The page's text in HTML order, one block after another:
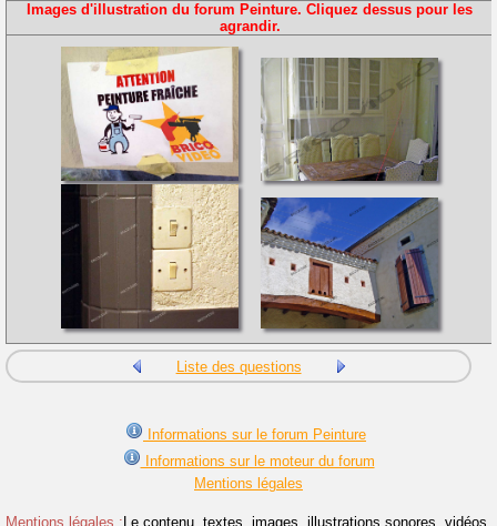
Images d'illustration du forum Peinture. Cliquez dessus pour les
agrandir.
Liste des questions
Informations sur le forum Peinture
Informations sur le moteur du forum
Mentions légales
Mentions légales :Le contenu, textes, images, illustrations sonores, vidéos,